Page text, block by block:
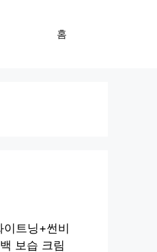
홈
트닝+썬비
보습 크림